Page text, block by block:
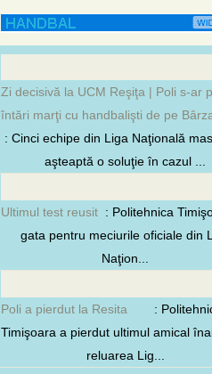
Zi decisivă la UCM Reşiţa | Poli s-ar
întări marţi cu handbalişti de pe
: Cinci echipe din Liga Naţională
aşteaptă o soluţie în cazul ...
Ultimul test reusit : Politehnica
gata pentru meciurile oficiale din
Naţion...
Poli a pierdut la Resita
:
Timişoara a pierdut ultimul amical
reluarea Lig...